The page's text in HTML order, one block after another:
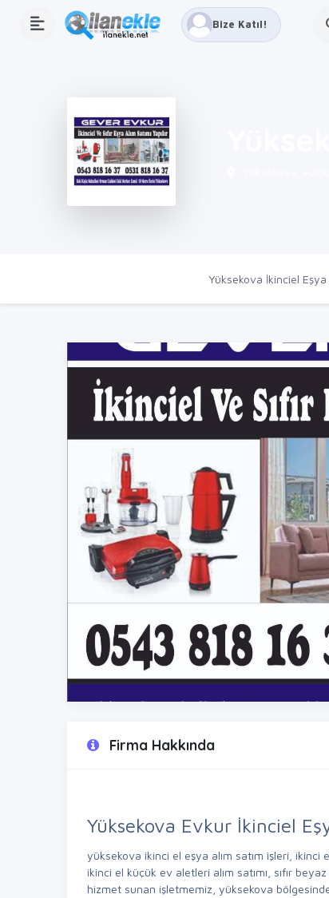
Bize Katıl!
Yüksekova İkinciel Eşya
Firma Hakkında
Yüksekova Evkur İkinciel
yüksekova ikinci el eşya alım satım işleri, ikinci
ikinci el küçük ev aletleri alım satımı, sıfır
hizmet sunan işletmemiz, yüksekova